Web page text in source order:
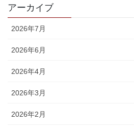
アーカイブ
2026年7月
2026年6月
2026年4月
2026年3月
2026年2月